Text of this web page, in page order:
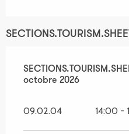
octobre 2026
09.02.04 14:00 -